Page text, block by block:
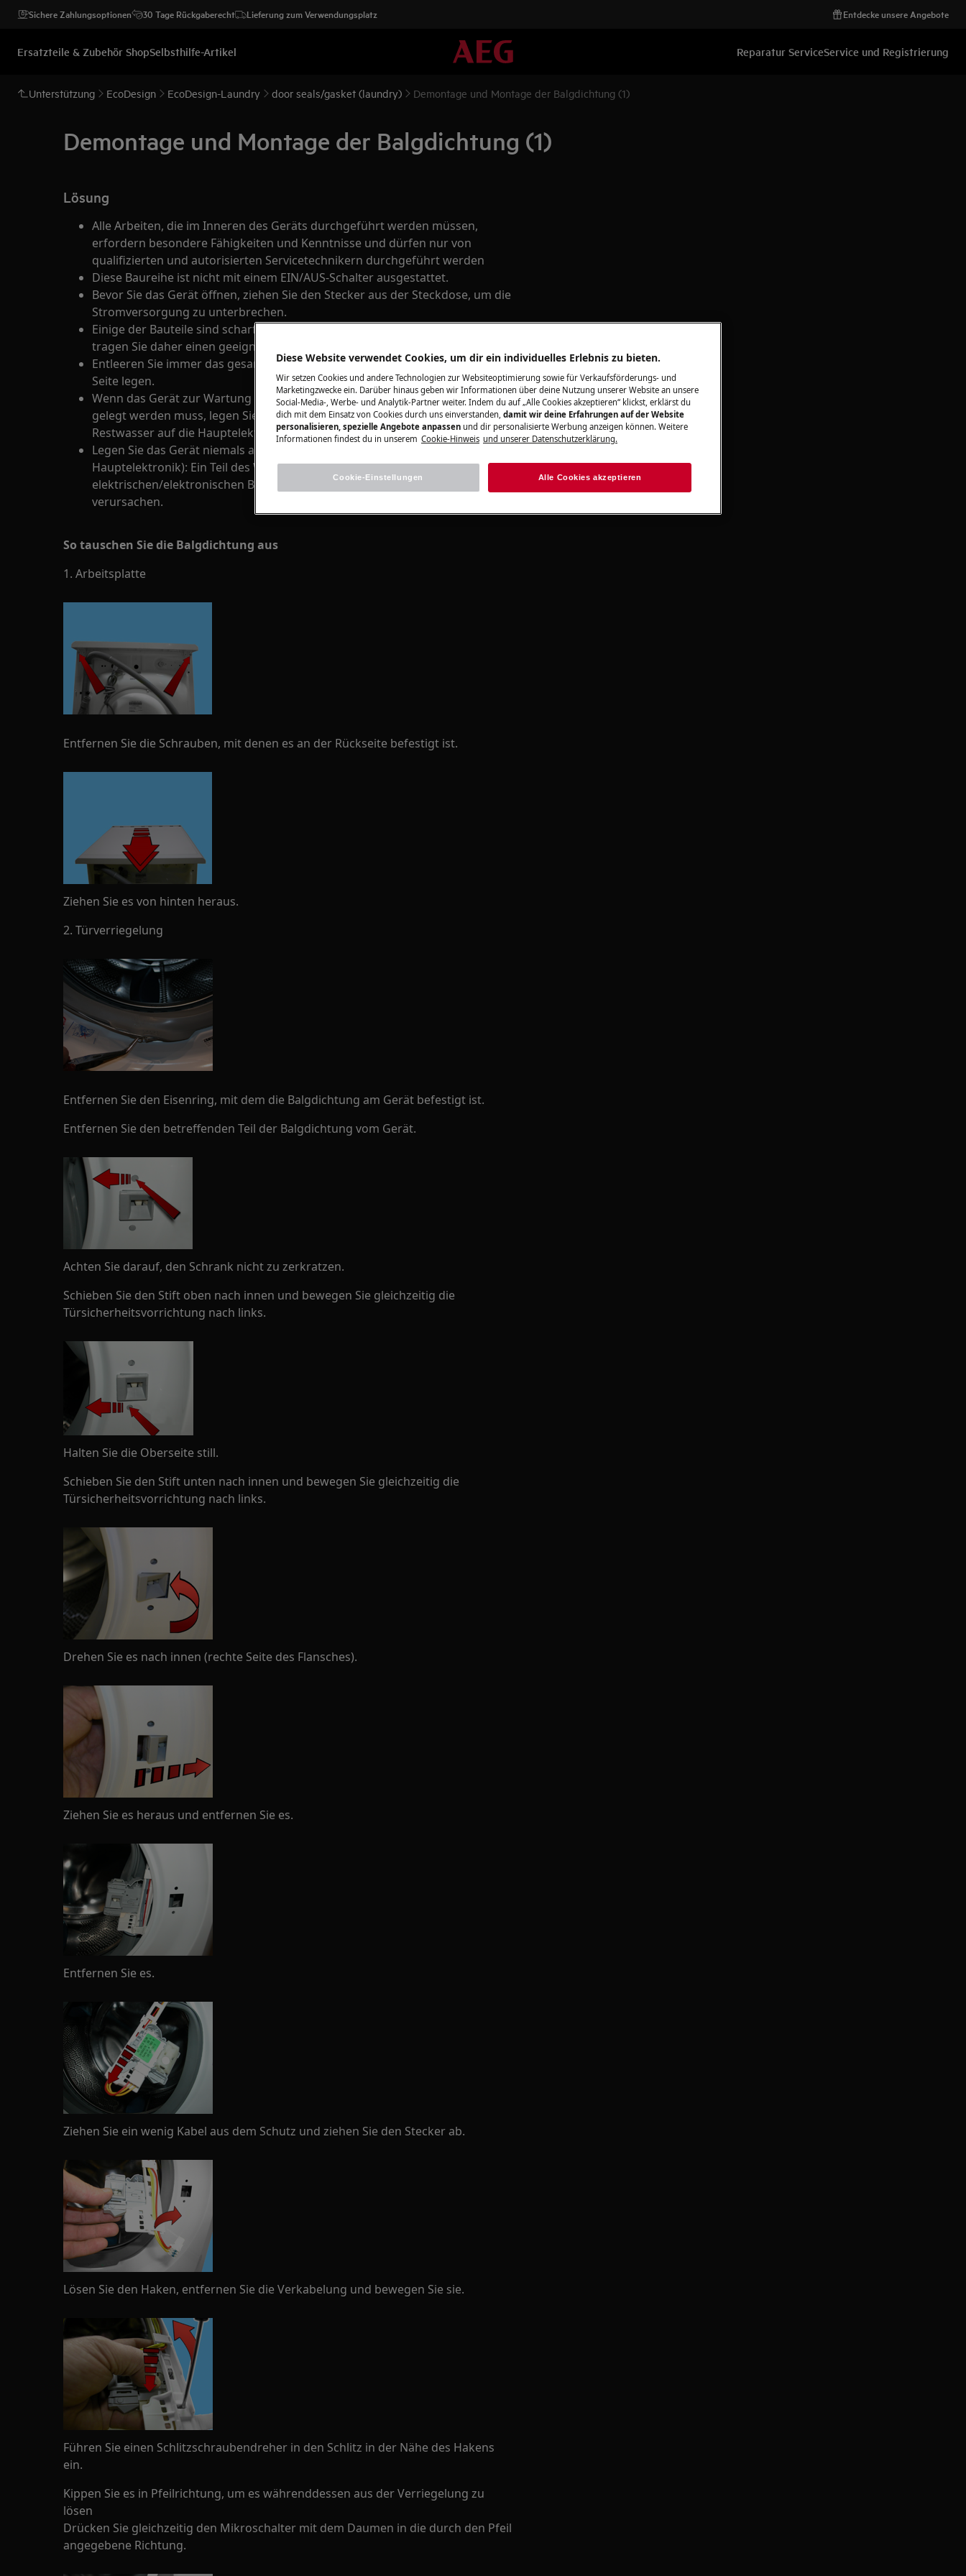
Sichere Zahlungsoptionen 30 Tage Rückgaberecht Lieferung zum Verwendungsplatz Entdecke unsere Angebote
Ersatzteile & Zubehör ShopSelbsthilfe-Artikel Reparatur ServiceService und Registrierung
Unterstützung EcoDesign EcoDesign-Laundry door seals/gasket (laundry) Demontage und Montage der Balgdichtung (1)
Demontage und Montage der Balgdichtung (1)
Lösung
Alle Arbeiten, die im Inneren des Geräts durchgeführt werden müssen,
erfordern besondere Fähigkeiten und Kenntnisse und dürfen nur von
qualifizierten und autorisierten Servicetechnikern durchgeführt werden
Diese Baureihe ist nicht mit einem EIN/AUS-Schalter ausgestattet.
Bevor Sie das Gerät öffnen, ziehen Sie den Stecker aus der Steckdose, um die
Stromversorgung zu unterbrechen.
Einige der Bauteile sind scharfkantig und können Verletzungen verursachen,
tragen Sie daher einen geeigneten Schutz und gehen Sie vorsichtig vor.
Entleeren Sie immer das gesamte Wasser aus dem Gerät, bevor Sie es auf die
Seite legen.
Wenn das Gerät zur Wartung oder aus einem anderen Grund auf die Seite
gelegt werden muss, legen Sie es auf die linke Seite, um zu vermeiden, dass
Restwasser auf die Hauptelektronik gelangt.
Legen Sie das Gerät niemals auf die rechte Seite (dort befindet sich die
Hauptelektronik): Ein Teil des Wassers im Waschmittelbehälter könnte auf die
elektrischen/elektronischen Bauteile auslaufen und einen Kurzschluss
verursachen.
So tauschen Sie die Balgdichtung aus
1. Arbeitsplatte
Entfernen Sie die Schrauben, mit denen es an der Rückseite befestigt ist.
Ziehen Sie es von hinten heraus.
2. Türverriegelung
Entfernen Sie den Eisenring, mit dem die Balgdichtung am Gerät befestigt ist.
Entfernen Sie den betreffenden Teil der Balgdichtung vom Gerät.
Achten Sie darauf, den Schrank nicht zu zerkratzen.
Schieben Sie den Stift oben nach innen und bewegen Sie gleichzeitig die
Türsicherheitsvorrichtung nach links.
Halten Sie die Oberseite still.
Schieben Sie den Stift unten nach innen und bewegen Sie gleichzeitig die
Türsicherheitsvorrichtung nach links.
Drehen Sie es nach innen (rechte Seite des Flansches).
Ziehen Sie es heraus und entfernen Sie es.
Entfernen Sie es.
Ziehen Sie ein wenig Kabel aus dem Schutz und ziehen Sie den Stecker ab.
Lösen Sie den Haken, entfernen Sie die Verkabelung und bewegen Sie sie.
Führen Sie einen Schlitzschraubendreher in den Schlitz in der Nähe des Hakens
ein.
Kippen Sie es in Pfeilrichtung, um es währenddessen aus der Verriegelung zu
lösen
Drücken Sie gleichzeitig den Mikroschalter mit dem Daumen in die durch den Pfeil
angegebene Richtung.
Diese Website verwendet Cookies, um dir ein individuelles Erlebnis zu bieten.
Wir setzen Cookies und andere Technologien zur Websiteoptimierung sowie für Verkaufsförderungs- und
Marketingzwecke ein. Darüber hinaus geben wir Informationen über deine Nutzung unserer Website an unsere
Social-Media-, Werbe- und Analytik-Partner weiter. Indem du auf „Alle Cookies akzeptieren“ klickst, erklärst du
dich mit dem Einsatz von Cookies durch uns einverstanden, damit wir deine Erfahrungen auf der Website
personalisieren, spezielle Angebote anpassen und dir personalisierte Werbung anzeigen können. Weitere
Informationen findest du in unserem Cookie-Hinweis und unserer Datenschutzerklärung.
Cookie-Einstellungen Alle Cookies akzeptieren